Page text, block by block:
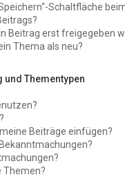
Schaltfläche
Beitrag erst freigegeben
Thema als neu?
Thementypen
Beiträge einfügen?
Themen?